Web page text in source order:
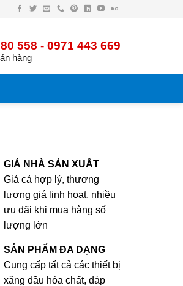
Facebook
TwitterEmailĐiện
PinterestLinkedInYouTube
Flickr
558 - 0971 443 669
hàng
GIÁ NHÀ SẢN XUẤT
Giá cả hợp lý, thương
lượng giá linh hoạt, nhiều
ưu đãi khi mua hàng số
lượng lớn
SẢN PHẨM ĐA DẠNG
Cung cấp tất cả các thiết bị
xăng dầu hóa chất, đáp